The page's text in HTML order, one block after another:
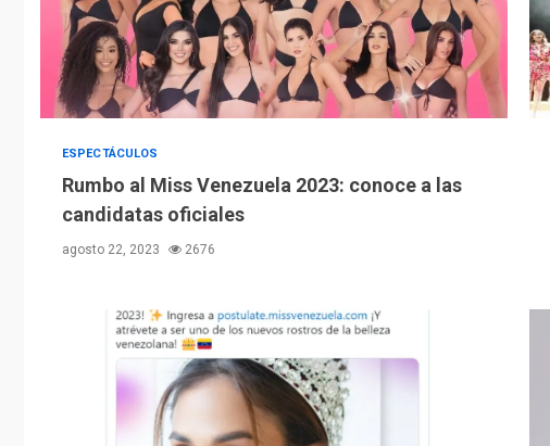
ESPECTÁCULOS
Rumbo al Miss Venezuela 2023: conoce a las
candidatas oficiales
agosto 22, 2023 2676